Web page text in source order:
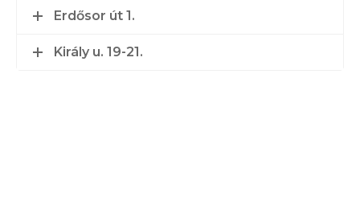
Erdősor út 1.
Király u. 19-21.